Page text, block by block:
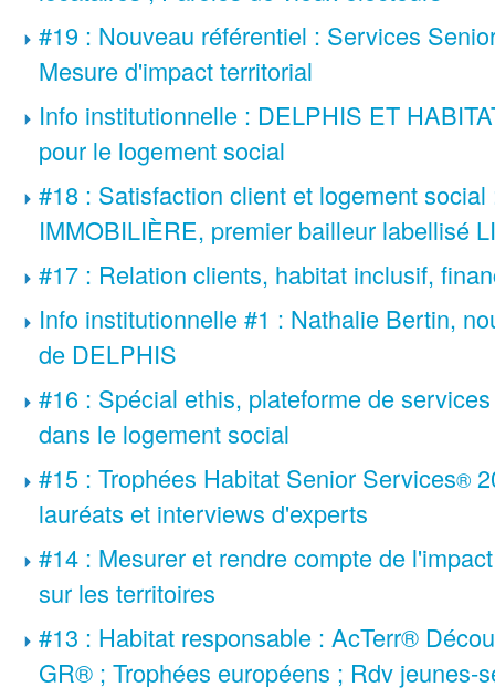
#19 : Nouveau référentiel : Services
Mesure d'impact territorial
Info institutionnelle : DELPHIS ET
pour le logement social
#18 : Satisfaction client et logement social
IMMOBILIÈRE, premier bailleur labellisé
#17 : Relation clients, habitat inclusif,
Info institutionnelle #1 : Nathalie Bertin,
de DELPHIS
#16 : Spécial ethis, plateforme de
dans le logement social
#15 : Trophées Habitat Senior Services®
lauréats et interviews d'experts
#14 : Mesurer et rendre compte de
sur les territoires
#13 : Habitat responsable : AcTerr®
GR® ; Trophées européens ; Rdv jeunes-